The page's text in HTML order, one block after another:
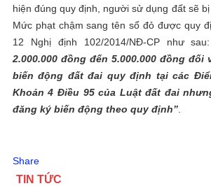
hiện đúng quy định, người sử dụng đất sẽ
Mức phạt chậm sang tên sổ đỏ được quy
12 Nghị định 102/2014/NĐ-CP như sau:
2.000.000 đồng đến 5.000.000 đồng
biến động đất đai quy định tại các
Khoản 4 Điều 95 của Luật đất đai
đăng ký biến động theo quy định”.
Share
TIN TỨC